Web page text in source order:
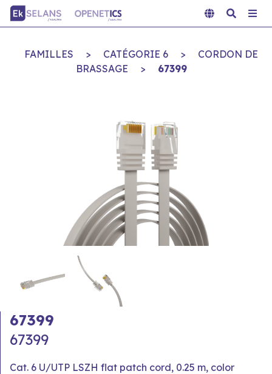
FAMILLES > CATÉGORIE 6 >
CORDON DE
BRASSAGE
> 67399
67399
67399
Cat. 6 U/UTP LSZH flat patch cord, 0.25 m, color